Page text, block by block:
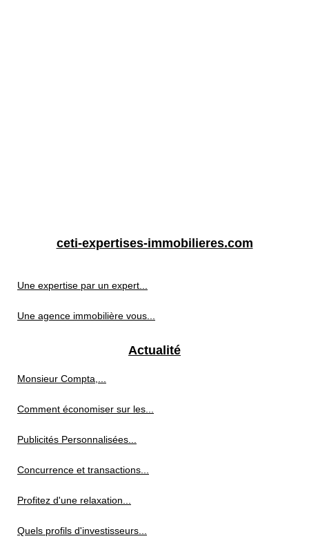
ceti-expertises-immobilieres.com
Une expertise par un expert...
Une agence immobilière vous...
Actualité
Monsieur Compta,...
Comment économiser sur les...
Publicités Personnalisées...
Concurrence et transactions...
Profitez d'une relaxation...
Quels profils d'investisseurs...